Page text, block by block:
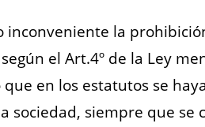
inconveniente la
el Art.4º de la Ley
en los estatutos se
sociedad, siempre que